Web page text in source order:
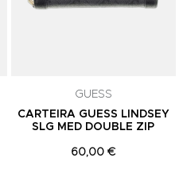
GUESS
CARTEIRA GUESS LINDSEY
SLG MED DOUBLE ZIP
60,00 €